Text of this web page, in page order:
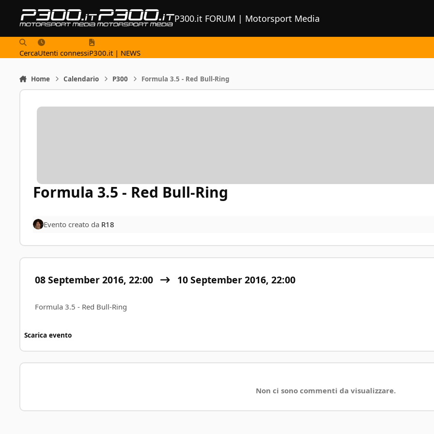
P300.it FORUM | Motorsport Media
CercaUtenti connessiP300.it | NEWS
Home Calendario P300 Formula 3.5 - Red Bull-Ring
Formula 3.5 - Red Bull-Ring
Evento creato da R18
08 September 2016, 22:00 10 September 2016, 22:00
Formula 3.5 - Red Bull-Ring
Scarica evento
Non ci sono commenti da visualizzare.